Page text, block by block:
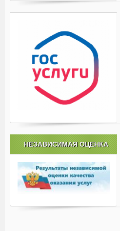
НЕЗАВИСИМАЯ ОЦЕНКА